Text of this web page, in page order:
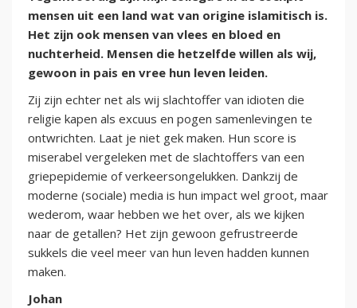
mensen uit een land wat van origine islamitisch is.
Het zijn ook mensen van vlees en bloed en
nuchterheid. Mensen die hetzelfde willen als wij,
gewoon in pais en vree hun leven leiden.
Zij zijn echter net als wij slachtoffer van idioten die
religie kapen als excuus en pogen samenlevingen te
ontwrichten. Laat je niet gek maken. Hun score is
miserabel vergeleken met de slachtoffers van een
griepepidemie of verkeersongelukken. Dankzij de
moderne (sociale) media is hun impact wel groot, maar
wederom, waar hebben we het over, als we kijken
naar de getallen? Het zijn gewoon gefrustreerde
sukkels die veel meer van hun leven hadden kunnen
maken.
Johan